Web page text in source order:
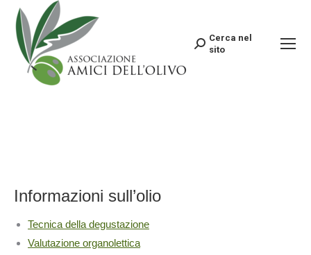
Search:
Cerca nel
sito
Informazioni sull’olio
Tecnica della degustazione
Valutazione organolettica